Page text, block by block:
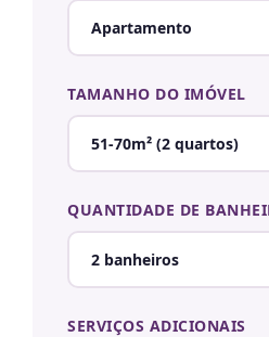
TAMANHO DO IMÓVEL
QUANTIDADE DE
SERVIÇOS ADICIONAIS